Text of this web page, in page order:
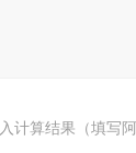
计算结果（填写